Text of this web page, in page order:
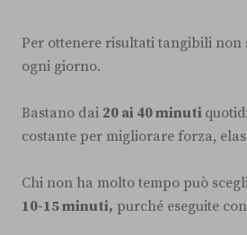
Per ottenere risultati tangibili non
ogni giorno.
Bastano dai 20 ai 40 minuti
costante per migliorare forza,
Chi non ha molto tempo può
10-15 minuti, purché eseguite